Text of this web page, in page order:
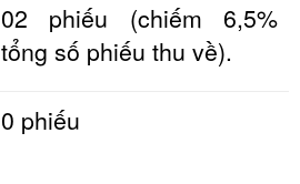
02 phiếu (chiếm 6,5%
tổng số phiếu thu về).
0 phiếu